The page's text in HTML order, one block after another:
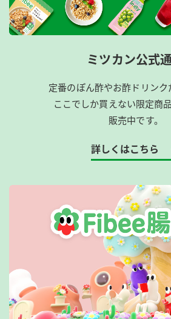
ミツカン公式
定番のぽん酢やお酢ドリンク
ここでしか買えない限定商
販売中です。
詳しくはこちら